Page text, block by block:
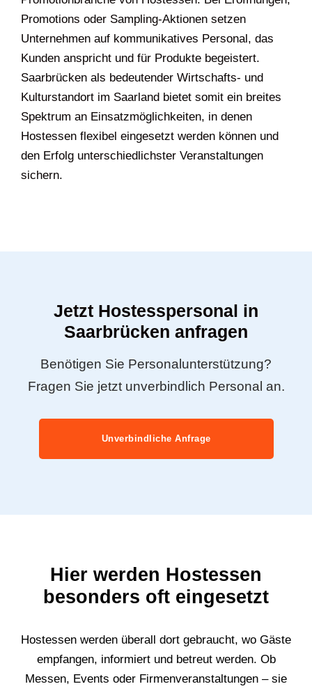
Promotions oder Sampling-Aktionen setzen
Unternehmen auf kommunikatives Personal, das
Kunden anspricht und für Produkte begeistert.
Saarbrücken als bedeutender Wirtschafts- und
Kulturstandort im Saarland bietet somit ein breites
Spektrum an Einsatzmöglichkeiten, in denen
Hostessen flexibel eingesetzt werden können und
den Erfolg unterschiedlichster Veranstaltungen
sichern.
Jetzt Hostesspersonal in
Saarbrücken anfragen
Benötigen Sie Personalunterstützung?
Fragen Sie jetzt unverbindlich Personal an.
Unverbindliche Anfrage
Hier werden Hostessen
besonders oft eingesetzt
Hostessen werden überall dort gebraucht, wo Gäste
empfangen, informiert und betreut werden. Ob
Messen, Events oder Firmenveranstaltungen – sie